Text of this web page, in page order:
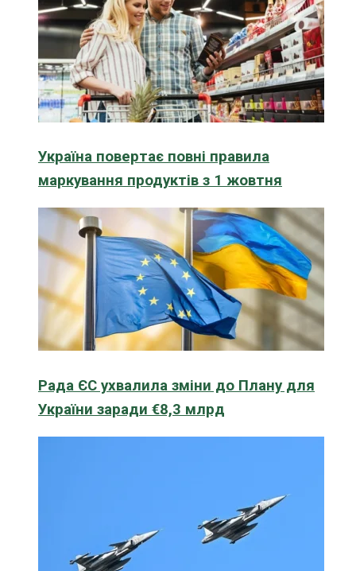
Україна повертає повні правила
маркування продуктів з 1 жовтня
Рада ЄС ухвалила зміни до Плану для
України заради €8,3 млрд